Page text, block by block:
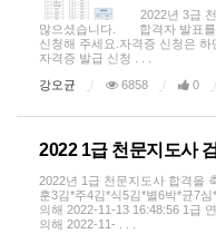
2022년 3급
많으셨습니다. 합격자 발표를
신청해 주세요.자격증 신청은
자격증 발급 신청 . . .
강오균
6858 0
2022 1급 천문지도사
2022년 1급 천문지도사 합격을
훈3김*주4김*식5김*별6박*균7
의해 2022-11-13 16:48:56 1급
의해 2022-11- . . .